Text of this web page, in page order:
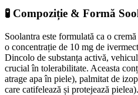
🧪 Compoziție & Formă
Soolantra este formulată ca o
o concentrație de 10 mg de
Dincolo de substanța activă,
crucial în tolerabilitate. Aceasta
atrage apa în piele), palmitat de
care catifelează și protejează pielea).